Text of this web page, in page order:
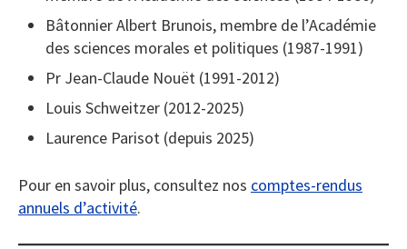
Bâtonnier Albert Brunois, membre de l’Académie
des sciences morales et politiques (1987-1991)
Pr Jean-Claude Nouët (1991-2012)
Louis Schweitzer (2012-2025)
Laurence Parisot (depuis 2025)
Pour en savoir plus, consultez nos comptes-rendus
annuels d’activité.